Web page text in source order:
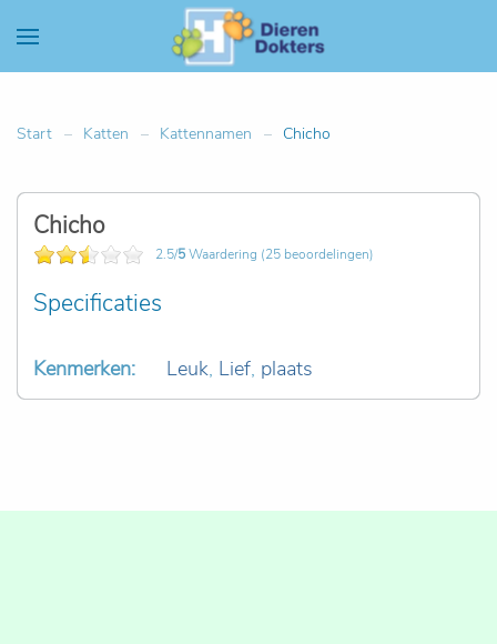
Start Katten Kattennamen Chicho
Chicho
2.5/5Waardering (25 beoordelingen)
Specificaties
Kenmerken: Leuk, Lief, plaats